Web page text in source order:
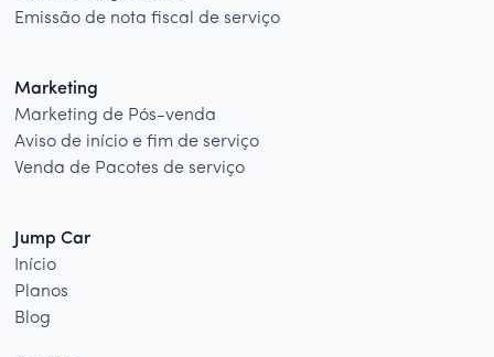
Emissão de nota fiscal de serviço
Marketing
Marketing de Pós-venda
Aviso de início e fim de serviço
Venda de Pacotes de serviço
Jump Car
Início
Planos
Blog